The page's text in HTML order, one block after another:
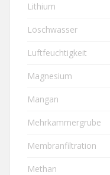
Lithium
Löschwasser
Luftfeuchtigkeit
Magnesium
Mangan
Mehrkammergrube
Membranfiltration
Methan